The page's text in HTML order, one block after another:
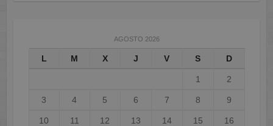
AGOSTO 2026
L M X J V S D
1 2
3 4 5 6 7 8 9
10 11 12 13 14 15 16